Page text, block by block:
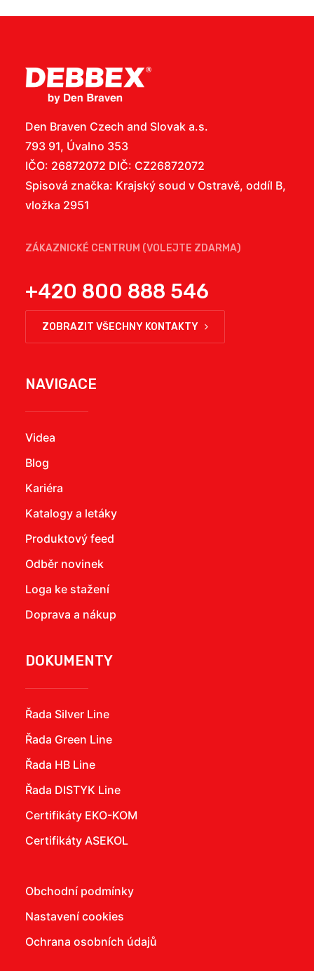
Den Braven Czech and Slovak a.s.
793 91, Úvalno 353
IČO: 26872072 DIČ: CZ26872072
Spisová značka: Krajský soud v Ostravě, oddíl B,
vložka 2951
ZÁKAZNICKÉ CENTRUM (VOLEJTE ZDARMA)
+420 800 888 546
ZOBRAZIT VŠECHNY KONTAKTY
NAVIGACE
Videa
Blog
Kariéra
Katalogy a letáky
Produktový feed
Odběr novinek
Loga ke stažení
Doprava a nákup
DOKUMENTY
Řada Silver Line
Řada Green Line
Řada HB Line
Řada DISTYK Line
Certifikáty EKO-KOM
Certifikáty ASEKOL
Obchodní podmínky
Nastavení cookies
Ochrana osobních údajů